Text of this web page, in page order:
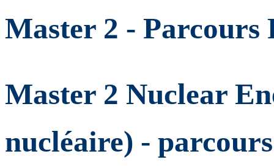
Master 2 - Parcours
Master 2 Nuclear
nucléaire) -